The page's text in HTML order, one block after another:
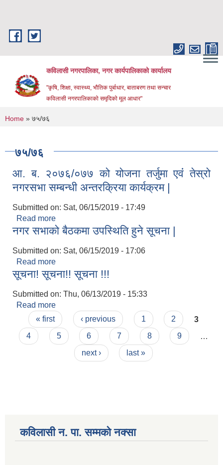
कविलासी नगरपालिका, नगर कार्यपालिकाको कार्यालय
"कृषि, शिक्षा, स्वास्थ्य, भौतिक पुर्बाधार, बाताबरण तथा सन्चार
कविलासी नगरपालिकाको समृदिको मूल आधार"
You are here
Home » ७५/७६
७५/७६
आ. ब. २०७६/०७७ को योजना तर्जुमा एवंं तेस्रो
नगरसभा सम्बन्धी अन्तरक्रिया कार्यक्रम |
Submitted on: Sat, 06/15/2019 - 17:49
Read more
नगरसभा सम्बन्धी अन्तरक्रिया कार्यक्रम |
नगर सभाको बैठकमा उपस्थिति हुने सूचना |
Submitted on: Sat, 06/15/2019 - 17:06
Read more
सूचना! सूचना!! सूचना !!!
Submitted on: Thu, 06/13/2019 - 15:33
Read more
Pages
« first ‹ previous 1 2
3
4
5 6 7 8 9
next ›
last »
कविलासी न. पा. सम्मकाे नक्सा